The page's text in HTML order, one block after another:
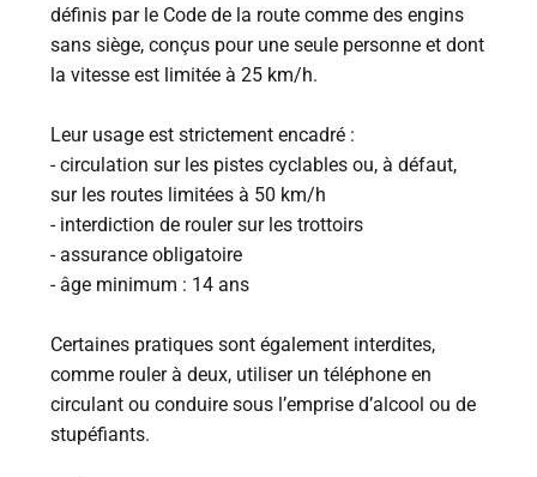
définis par le Code de la route comme des engins
sans siège, conçus pour une seule personne et dont
la vitesse est limitée à 25 km/h.
Leur usage est strictement encadré :
- circulation sur les pistes cyclables ou, à défaut,
sur les routes limitées à 50 km/h
- interdiction de rouler sur les trottoirs
- assurance obligatoire
- âge minimum : 14 ans
Certaines pratiques sont également interdites,
comme rouler à deux, utiliser un téléphone en
circulant ou conduire sous l’emprise d’alcool ou de
stupéfiants.